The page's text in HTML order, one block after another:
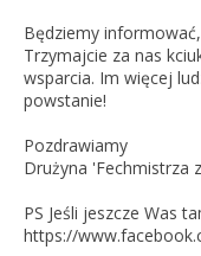
Będziemy
Trzymajcie za nas
wsparcia. Im więcej
powstanie!
Pozdrawiamy
Drużyna 'Fechmistrza
PS Jeśli jeszcze Was
https://